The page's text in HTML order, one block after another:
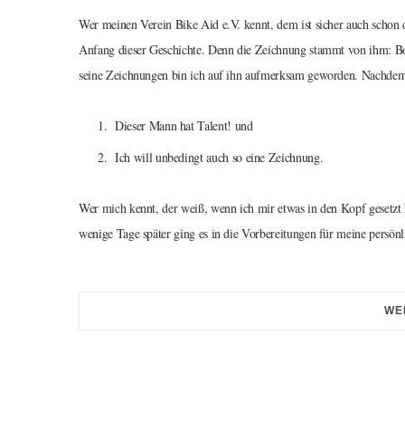
Wer meinen Verein Bike Aid e.V. kennt, dem ist sicher auch
Anfang dieser Geschichte. Denn die Zeichnung stammt von ihm:
seine Zeichnungen bin ich auf ihn aufmerksam geworden.
Dieser Mann hat Talent! und
Ich will unbedingt auch so eine Zeichnung.
Wer mich kennt, der weiß, wenn ich mir etwas in den Kopf
wenige Tage später ging es in die Vorbereitungen für meine